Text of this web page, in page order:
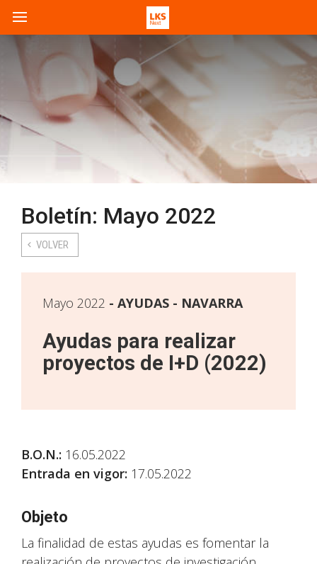
Boletín: Mayo 2022
VOLVER
Mayo 2022 AYUDAS - NAVARRA
Ayudas para realizar
proyectos de I+D (2022)
B.O.N.: 16.05.2022
Entrada en vigor: 17.05.2022
Objeto
La finalidad de estas ayudas es fomentar la